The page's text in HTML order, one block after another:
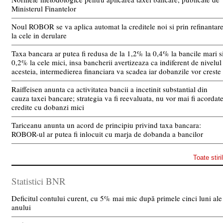
Ministerul Finantelor
Noul ROBOR se va aplica automat la creditele noi si prin refinantare
la cele in derulare
Taxa bancara ar putea fi redusa de la 1,2% la 0,4% la bancile mari
0,2% la cele mici, insa bancherii avertizeaza ca indiferent de nivelul
acesteia, intermedierea financiara va scadea iar dobanzile vor creste
Raiffeisen anunta ca activitatea bancii a incetinit substantial din
cauza taxei bancare; strategia va fi reevaluata, nu vor mai fi acordate
credite cu dobanzi mici
Tariceanu anunta un acord de principiu privind taxa bancara:
ROBOR-ul ar putea fi inlocuit cu marja de dobanda a bancilor
Toate
Statistici BNR
Deficitul contului curent, cu 5% mai mic după primele cinci luni ale
anului